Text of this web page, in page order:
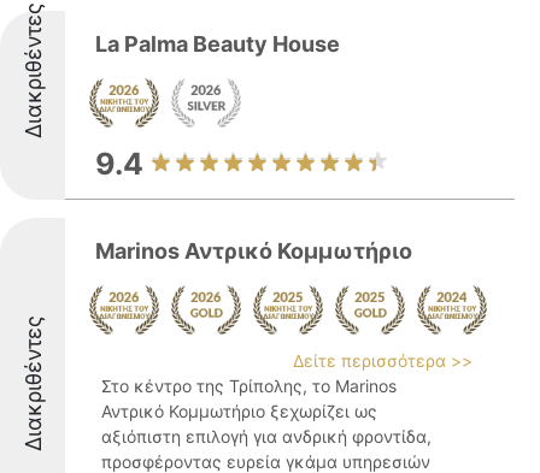
Διακριθέντες La Palma Beauty House
9.4
Διακριθέντες
Marinos Αντρικό Κομμωτήριο
Δείτε περισσότερα >>
Στο κέντρο της Τρίπολης, το Marinos
Αντρικό Κομμωτήριο ξεχωρίζει ως
αξιόπιστη επιλογή για ανδρική φροντίδα,
προσφέροντας ευρεία γκάμα υπηρεσιών